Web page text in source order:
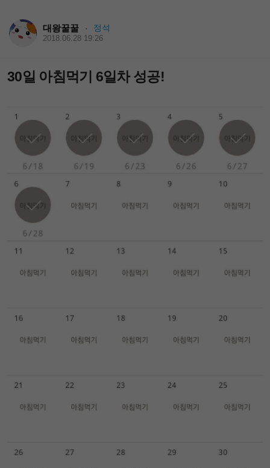
대왕꿀꿀 · 정석
2018.06.28 19:26
30일 아침먹기 6일차 성공!